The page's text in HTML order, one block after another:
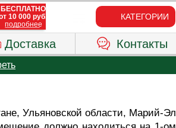
КАТЕГОРИИ
Доставка Контакты
Ульяновской области, Марий-Эл